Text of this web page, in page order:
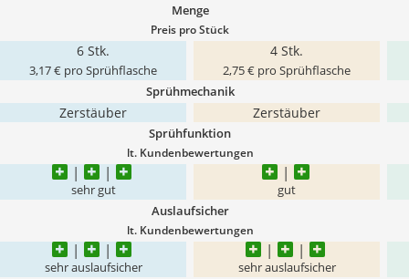
Menge
Preis pro Stück
6 Stk.
3,17 € pro Sprühflasche
4 Stk.
2,75 € pro Sprühflasche
Sprühmechanik
Zerstäuber Zerstäuber
Sprühfunktion
lt. Kundenbewertungen
sehr gut gut
Auslaufsicher
lt. Kundenbewertungen
sehr auslaufsicher sehr auslaufsicher